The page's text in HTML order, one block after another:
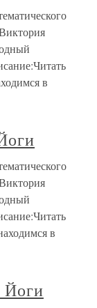
в
в